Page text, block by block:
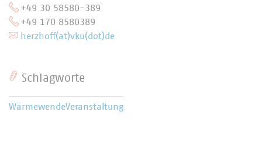
+49 30 58580-389
+49 170 8580389
herzhoff(at)vku(dot)de
Schlagworte
WärmewendeVeranstaltung